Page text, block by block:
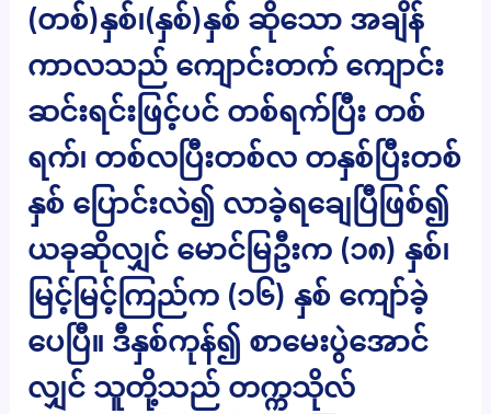
(တစ်)နှစ်၊(နှစ်)နှစ် ဆိုသော အချိန်
ကာလသည် ကျောင်းတက် ကျောင်း
ဆင်းရင်းဖြင့်ပင် တစ်ရက်ပြီး တစ်
ရက်၊ တစ်လပြီးတစ်လ တနှစ်ပြီးတစ်
နှစ် ပြောင်းလဲ၍ လာခဲ့ရချေပြီဖြစ်၍
ယခုဆိုလျှင် မောင်မြဦးက (၁၈) နှစ်၊
မြင့်မြင့်ကြည်က (၁၆) နှစ် ကျော်ခဲ့
ပေပြီ။ ဒီနှစ်ကုန်၍ စာမေးပွဲအောင်
လျှင် သူတို့သည် တက္ကသိုလ်